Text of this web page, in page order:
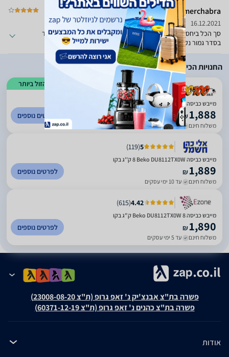
omerchabra
16.12.2021
סך הכל ביחס למחיר מרוצה בשימוש כמה ימים מייבש נראה טוב ועובד
בסדר גמור נקווה שלא יהיו תקלות
החנויות הכי זולות
הזול ביותר
4.63
(
31
)
מייבש כביסה בקו פתח חזית 8 ק״ג דגם Beko DU8112TX0W
₪1,888
משלוח חינם עד 7 ימי עסקים
לפרטים נוספים
5
(
119
)
מייבש כביסה Beko DU8112TX0W ‏8 ‏ק''ג בקו
₪1,889
משלוח חינם עד 10 ימי עסקים
לפרטים נוספים
4.42
(
615
)
מייבש כביסה Beko DU8112TX0W 8 ק"ג בקו
₪1,890
משלוח חינם עד 5 ימי עסקים
לפרטים נוספים
פשרה בת"צ אבנצ'יק נ' זאפ גרופ (ת"צ 23008-08-20)
פשרה בת"צ כהנים נ' זאפ גרופ (ת"צ 60371-12-19)
אודות